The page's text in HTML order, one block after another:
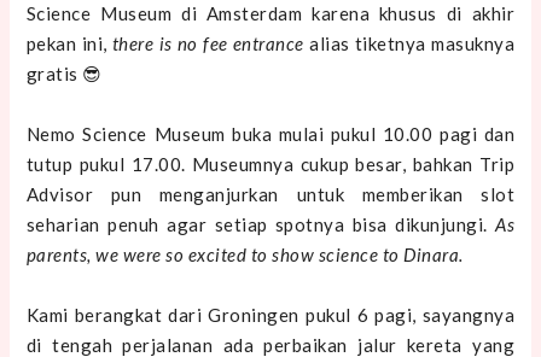
Science Museum di Amsterdam karena khusus di akhir
pekan ini, there is no fee entrance alias tiketnya masuknya
gratis 😎
Nemo Science Museum buka mulai pukul 10.00 pagi dan
tutup pukul 17.00. Museumnya cukup besar, bahkan Trip
Advisor pun menganjurkan untuk memberikan slot
seharian penuh agar setiap spotnya bisa dikunjungi.As
parents, we were so excited to show science to Dinara.
Kami berangkat dari Groningen pukul 6 pagi, sayangnya
di tengah perjalanan ada perbaikan jalur kereta yang